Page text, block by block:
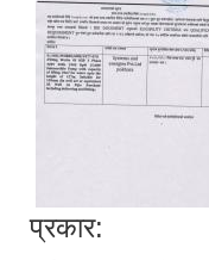
प्रकार: